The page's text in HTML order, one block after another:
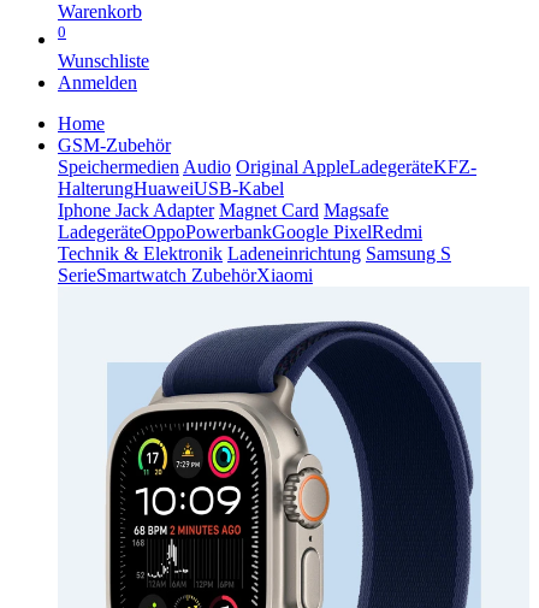
Warenkorb
0
Wunschliste
Anmelden
Home
GSM-Zubehör
Speichermedien Audio Original AppleLadegeräteKFZ-
HalterungHuaweiUSB-Kabel
Iphone Jack Adapter Magnet Card Magsafe
LadegeräteOppoPowerbankGoogle PixelRedmi
Technik & Elektronik Ladeneinrichtung Samsung S
SerieSmartwatch ZubehörXiaomi